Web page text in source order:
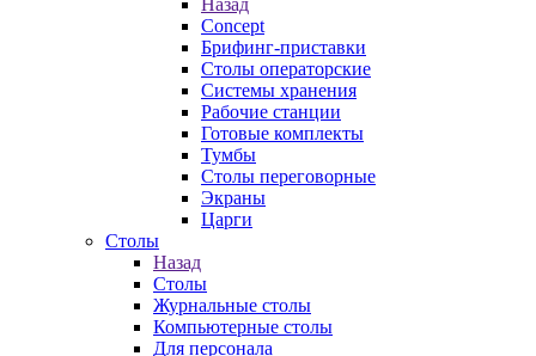
Назад
Concept
Брифинг-приставки
Столы операторские
Системы хранения
Рабочие станции
Готовые комплекты
Тумбы
Столы переговорные
Экраны
Царги
Столы
Назад
Столы
Журнальные столы
Компьютерные столы
Для персонала